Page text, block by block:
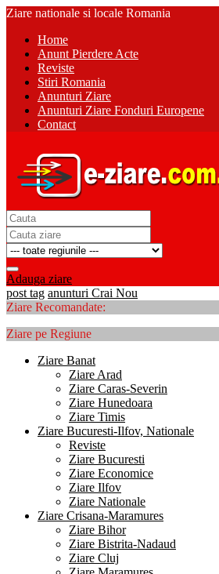
Ziare nationale si locale Romania
Home
Anunt Pierdere Acte
Reviste
Stiri Romania
Anunturi Ziare
Anunturi Ziare Fonduri Europene
Contact
Adauga ziare
post tag anunturi Crai Nou
Ziare Recomandate:
Ziare pe Regiune
Ziare Banat
Ziare Arad
Ziare Caras-Severin
Ziare Hunedoara
Ziare Timis
Ziare Bucuresti-Ilfov, Nationale
Reviste
Ziare Bucuresti
Ziare Economice
Ziare Ilfov
Ziare Nationale
Ziare Crisana-Maramures
Ziare Bihor
Ziare Bistrita-Nadaud
Ziare Cluj